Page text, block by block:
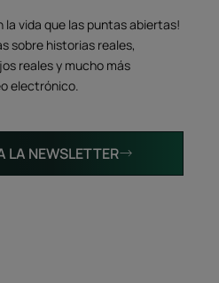
la vida que las puntas abiertas!
sobre historias reales,
reales y mucho más
electrónico.
LA NEWSLETTER